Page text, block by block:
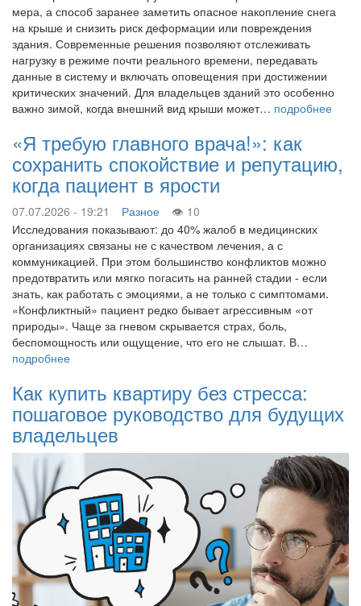
мера, а способ заранее заметить опасное накопление снега
на крыше и снизить риск деформации или повреждения
здания. Современные решения позволяют отслеживать
нагрузку в режиме почти реального времени, передавать
данные в систему и включать оповещения при достижении
критических значений. Для владельцев зданий это особенно
важно зимой, когда внешний вид крыши может… подробнее
«Я требую главного врача!»: как
сохранить спокойствие и репутацию,
когда пациент в ярости
07.07.2026 - 19:21 Разное
10
Исследования показывают: до 40% жалоб в медицинских
организациях связаны не с качеством лечения, а с
коммуникацией. При этом большинство конфликтов можно
предотвратить или мягко погасить на ранней стадии - если
знать, как работать с эмоциями, а не только с симптомами.
«Конфликтный» пациент редко бывает агрессивным «от
природы». Чаще за гневом скрывается страх, боль,
беспомощность или ощущение, что его не слышат. В…
подробнее
Как купить квартиру без стресса:
пошаговое руководство для будущих
владельцев